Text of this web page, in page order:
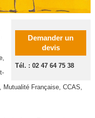
Demander un
devis
Tél. : 02 47 64 75 38
Mutualité Française, CCAS,